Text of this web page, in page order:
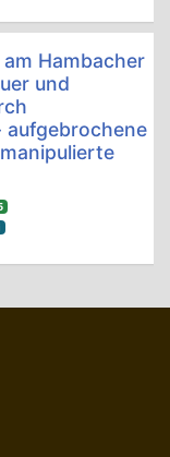
Hambacher
und
aufgebrochene